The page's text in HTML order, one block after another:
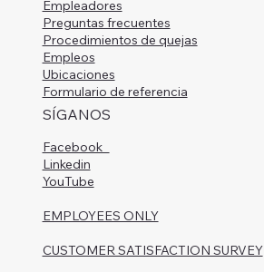
Empleadores
Preguntas frecuentes
Procedimientos de quejas
Empleos
Ubicaciones
Formulario de referencia
SÍGANOS
Facebook
Linkedin
YouTube
EMPLOYEES ONLY
CUSTOMER SATISFACTION SURVEY